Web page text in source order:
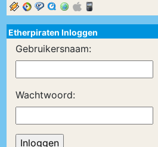
Etherpiraten Inloggen
Gebruikersnaam:
Wachtwoord: